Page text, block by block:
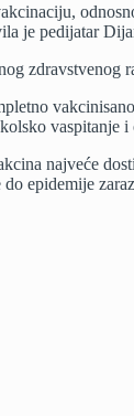
je pedijatar
zdravstvenog
vaspitanje
najveće
epidemije